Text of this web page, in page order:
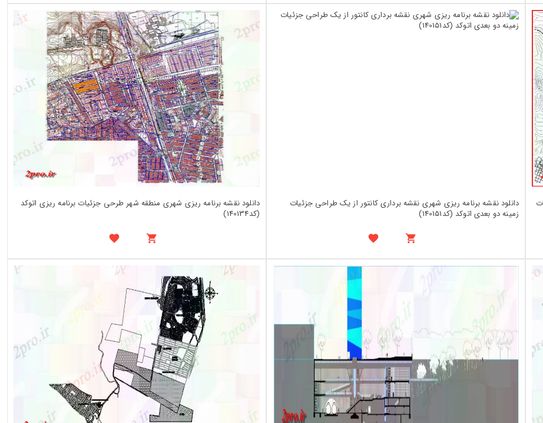
دانلود نقشه برنامه ریزی شهری نقشه برداری کانتور از یک طراحی جزئیات
زمینه دو بعدی اتوکد (کد140151)
دانلود نقشه برنامه ریزی شهری منطقه شهر طرحی جزئیات برنامه ریزی اتوکد
(کد140134)